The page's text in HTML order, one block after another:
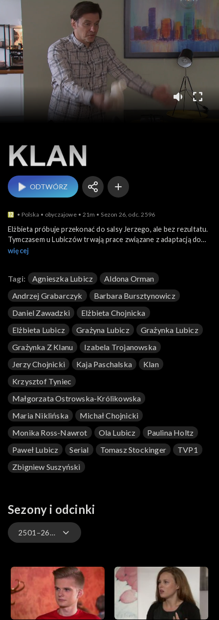
Klan
ODTWÓRZ
Polska obyczajowe 21m Sezon 26, odc. 2596
Elżbieta próbuje przekonać do salsy Jerzego, ale bez rezultatu.
Tymczasem u Lubiczów trwają prace związane z adaptacją domu
na powrót Krystyny. Zaangażowani są również Tadeusz i Anna.
sprawy spółki. Pojawia się tam też Michał z Sandrą.
więcej
Tagi: Agnieszka Lubicz
Aldona Orman
Andrzej Grabarczyk
Barbara Bursztynowicz
Daniel Zawadzki
Elżbieta Chojnicka
Elżbieta Lubicz
Grażyna Lubicz
Grażynka Lubicz
Grażynka Z Klanu
Izabela Trojanowska
Jerzy Chojnicki
Kaja Paschalska
Klan
Krzysztof Tyniec
Małgorzata Ostrowska-Królikowska
Maria Niklińska
Michał Chojnicki
Monika Ross-Nawrot
Ola Lubicz
Paulina Holtz
Paweł Lubicz
Serial Tomasz Stockinger
TVP1
Zbigniew Suszyński
Sezony i odcinki
2501–2600
4601–4700
4501–4600